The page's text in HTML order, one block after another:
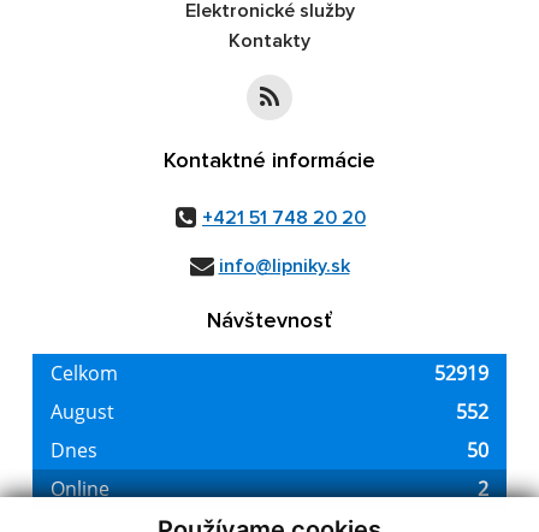
Elektronické služby
Kontakty
Kontaktné informácie
+421 51 748 20 20
info@lipniky.sk
Návštevnosť